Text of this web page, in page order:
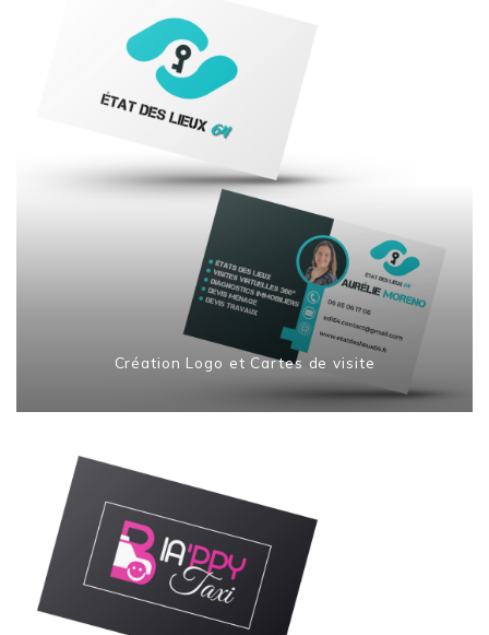
Création Logo et Cartes de visite